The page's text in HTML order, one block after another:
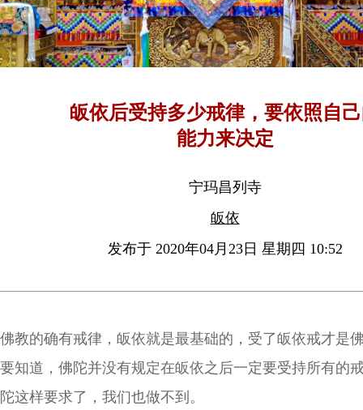
皈依后受持多少戒律，要依照自
能力来决定
宁玛昌列寺
皈依
发布于 2020年04月23日 星期四 10:52
佛教的确有戒律，皈依就是最基础的，受了皈依戒才是
要知道，佛陀并没有规定在皈依之后一定要受持所有的
陀这样要求了，我们也做不到。